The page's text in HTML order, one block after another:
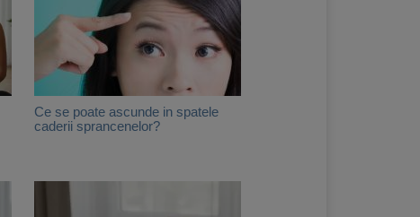
Ce se poate ascunde in spatele
caderii sprancenelor?